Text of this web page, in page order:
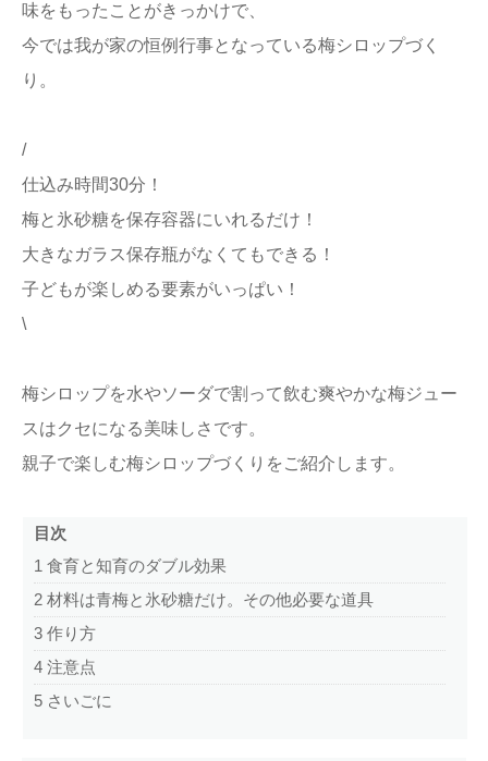
味をもったことがきっかけで、
今では我が家の恒例行事となっている梅シロップづく
り。
/
仕込み時間30分！
梅と氷砂糖を保存容器にいれるだけ！
大きなガラス保存瓶がなくてもできる！
子どもが楽しめる要素がいっぱい！
\
梅シロップを水やソーダで割って飲む爽やかな梅ジュー
スはクセになる美味しさです。
親子で楽しむ梅シロップづくりをご紹介します。
目次
1 食育と知育のダブル効果
2 材料は青梅と氷砂糖だけ。その他必要な道具
3 作り方
4 注意点
5 さいごに